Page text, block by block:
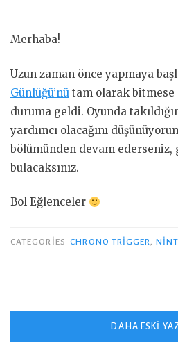
Merhaba!
Uzun zaman önce yapmaya
Günlüğü’nü tam olarak bitmese
duruma geldi. Oyunda
yardımcı olacağını
bölümünden devam ederseniz,
bulacaksınız.
Bol Eğlenceler
CATEGORIES CHRONO TRIGGER,
DAHA ESKI